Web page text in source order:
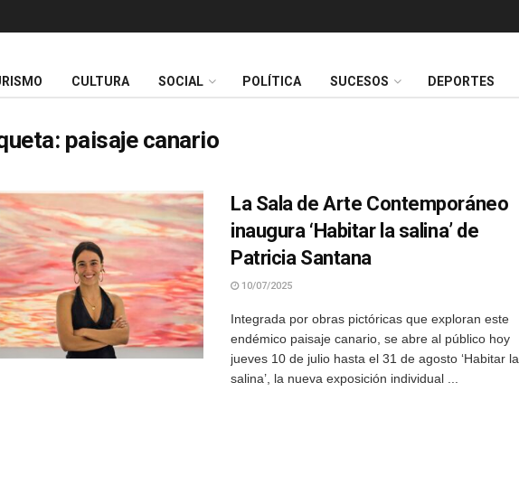
CULTURA SOCIAL POLÍTICA SUCESOS DEPORTES
paisaje canario
La Sala de Arte Contemporáneo
inaugura ‘Habitar la salina’ de
Patricia Santana
10/07/2025
Integrada por obras pictóricas que exploran este
endémico paisaje canario, se abre al público hoy
jueves 10 de julio hasta el 31 de agosto ‘Habitar la
salina’, la nueva exposición individual ...